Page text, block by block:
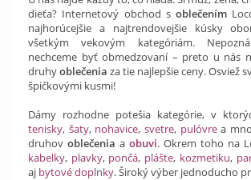
dieťa? Internetový obchod soblečením
najhorúcejšie a najtrendovejšie kúsky
všetkým vekovým kategóriám.
nechceme byť obmedzovaní – preto u nás
druhyoblečenia za tie najlepšie ceny. Osviež
špičkovými kusmi!
Dámy rozhodne potešia kategórie, v
tenisky, šaty, nohavice, svetre, pulóvrea
druhov oblečenia a obuvi. Okrem toho na
kabelky, plavky, pončá, plášte, kozmetiku,
aj bytové doplnky. Široký výber jednoducho